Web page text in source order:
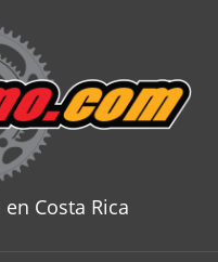
Costa Rica